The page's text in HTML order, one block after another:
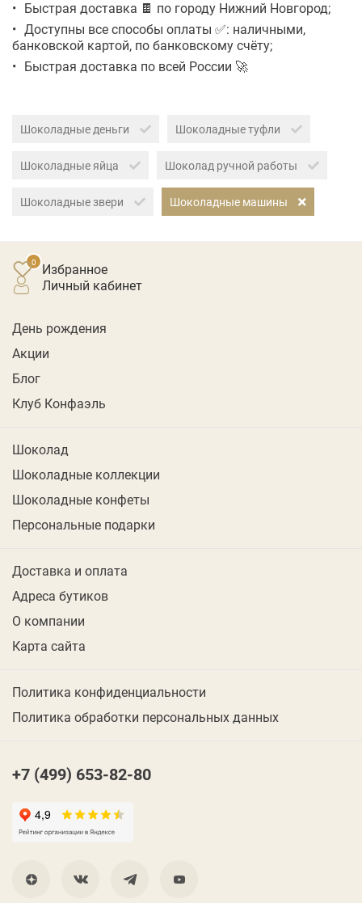
Быстрая доставка 🍫 по городу Нижний Новгород;
Доступны все способы оплаты ✅: наличными,
банковской картой, по банковскому счёту;
Быстрая доставка по всей России 🚀
Шоколадные деньги Шоколадные туфли
Шоколадные яйца Шоколад ручной работы
Шоколадные звери Шоколадные машины
Избранное
личный кабинет
День рождения
Акции
Блог
Клуб Конфаэль
Шоколад
Шоколадные коллекции
Шоколадные конфеты
Персональные подарки
Доставка и оплата
Адреса бутиков
О компании
Карта сайта
Политика конфиденциальности
Политика обработки персональных данных
+7 (499) 653-82-80